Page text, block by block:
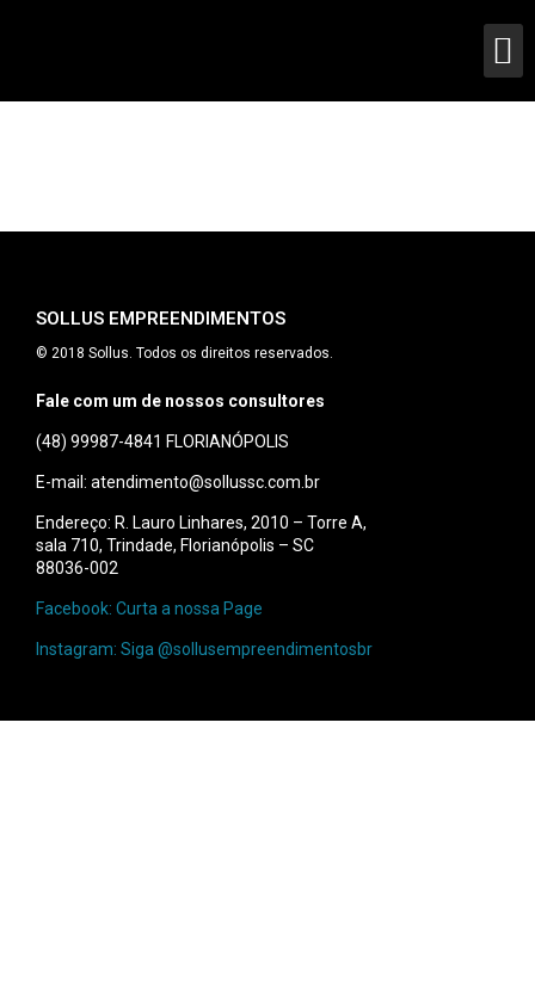
SOLLUS EMPREENDIMENTOS
© 2018 Sollus. Todos os direitos reservados.
Fale com um de nossos consultores
(48) 99987-4841 FLORIANÓPOLIS
E-mail: atendimento@sollussc.com.br
Endereço: R. Lauro Linhares, 2010 – Torre A,
sala 710, Trindade, Florianópolis – SC
88036-002
Facebook: Curta a nossa Page
Instagram: Siga @sollusempreendimentosbr